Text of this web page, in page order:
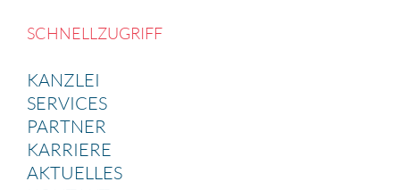
SCHNELL­ZU­GRIFF
KANZLEI
SERVICES
PARTNER
KARRIERE
AKTUELLES